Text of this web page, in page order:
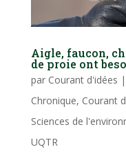
Aigle, faucon,
de proie ont
par Courant d'idées |
Chronique, Courant
Sciences de
UQTR